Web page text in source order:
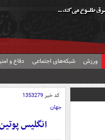
ورزش شبکه‌های اجتماعی دفاع و
کد خبر1353279
جهان
انگلیس